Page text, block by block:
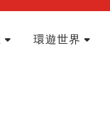
環遊世界